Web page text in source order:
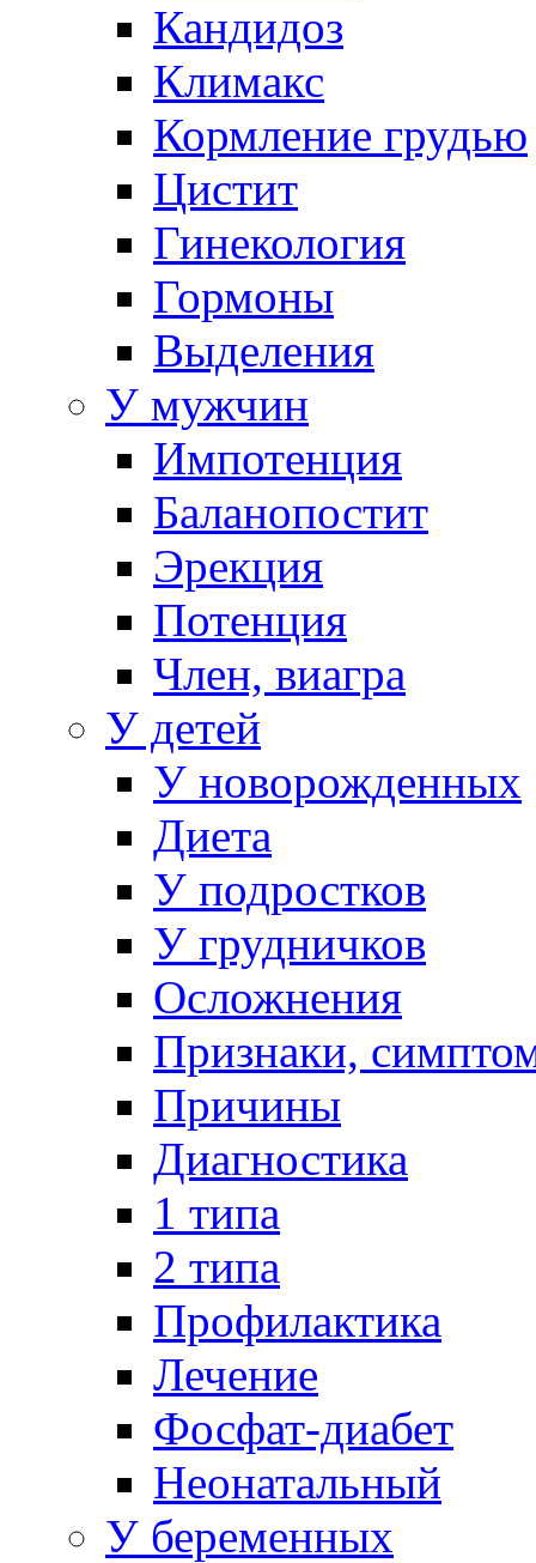
Кандидоз
Климакс
Кормление грудью
Цистит
Гинекология
Гормоны
Выделения
У мужчин
Импотенция
Баланопостит
Эрекция
Потенция
Член, виагра
У детей
У новорожденных
Диета
У подростков
У грудничков
Осложнения
Признаки,
Причины
Диагностика
1 типа
2 типа
Профилактика
Лечение
Фосфат-диабет
Неонатальный
У беременных